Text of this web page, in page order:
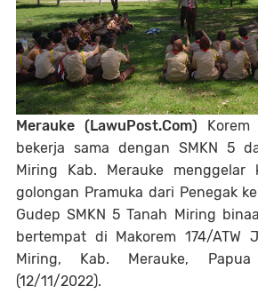
Merauke (LawuPost.Com)
Korem
bekerja sama dengan SMKN 5
Miring Kab. Merauke menggelar
golongan Pramuka dari Penegak
Gudep SMKN 5 Tanah Miring
bertempat di Makorem 174/ATW
Miring, Kab. Merauke,
(12/11/2022).